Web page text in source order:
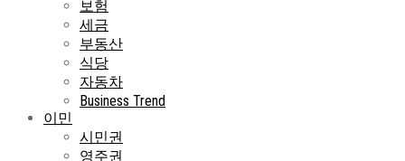
보험
세금
부동산
식당
자동차
Business Trend
이민
시민권
영주권